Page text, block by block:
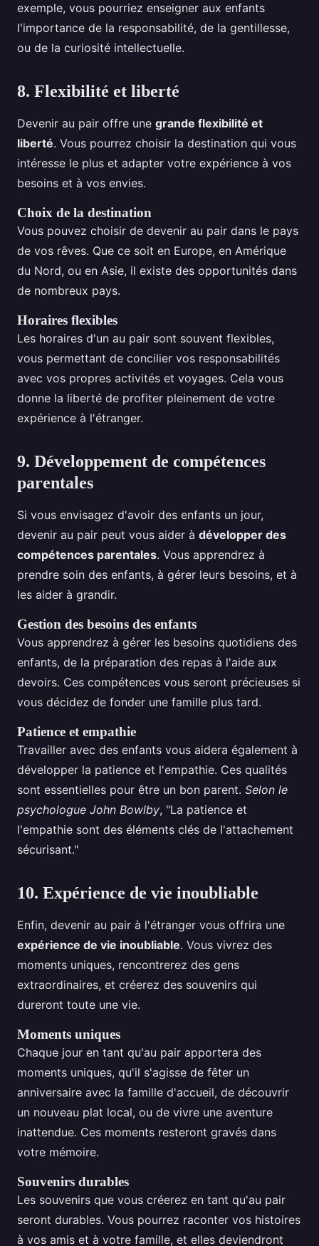
exemple, vous pourriez enseigner aux enfants
l'importance de la responsabilité, de la gentillesse,
ou de la curiosité intellectuelle.
8. Flexibilité et liberté
Devenir au pair offre une grande flexibilité et
liberté. Vous pourrez choisir la destination qui vous
intéresse le plus et adapter votre expérience à vos
besoins et à vos envies.
Choix de la destination
Vous pouvez choisir de devenir au pair dans le pays
de vos rêves. Que ce soit en Europe, en Amérique
du Nord, ou en Asie, il existe des opportunités dans
de nombreux pays.
Horaires flexibles
Les horaires d'un au pair sont souvent flexibles,
vous permettant de concilier vos responsabilités
avec vos propres activités et voyages. Cela vous
donne la liberté de profiter pleinement de votre
expérience à l'étranger.
9. Développement de compétences
parentales
Si vous envisagez d'avoir des enfants un jour,
devenir au pair peut vous aider à développer des
compétences parentales. Vous apprendrez à
prendre soin des enfants, à gérer leurs besoins, et à
les aider à grandir.
Gestion des besoins des enfants
Vous apprendrez à gérer les besoins quotidiens des
enfants, de la préparation des repas à l'aide aux
devoirs. Ces compétences vous seront précieuses si
vous décidez de fonder une famille plus tard.
Patience et empathie
Travailler avec des enfants vous aidera également à
développer la patience et l'empathie. Ces qualités
sont essentielles pour être un bon parent. Selon le
psychologue John Bowlby, "La patience et
l'empathie sont des éléments clés de l'attachement
sécurisant."
10. Expérience de vie inoubliable
Enfin, devenir au pair à l'étranger vous offrira une
expérience de vie inoubliable. Vous vivrez des
moments uniques, rencontrerez des gens
extraordinaires, et créerez des souvenirs qui
dureront toute une vie.
Moments uniques
Chaque jour en tant qu'au pair apportera des
moments uniques, qu'il s'agisse de fêter un
anniversaire avec la famille d'accueil, de découvrir
un nouveau plat local, ou de vivre une aventure
inattendue. Ces moments resteront gravés dans
votre mémoire.
Souvenirs durables
Les souvenirs que vous créerez en tant qu'au pair
seront durables. Vous pourrez raconter vos histoires
à vos amis et à votre famille, et elles deviendront